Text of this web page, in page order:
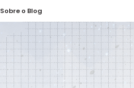
Sobre o Blog